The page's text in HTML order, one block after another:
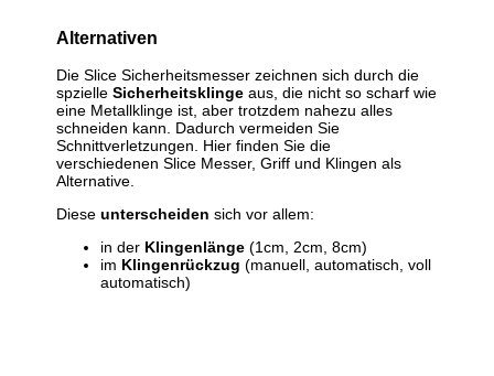
Alternativen
Die Slice Sicherheitsmesser zeichnen sich durch die
spzielleSicherheitsklinge aus, die nicht so scharf wie
eine Metallklinge ist, aber trotzdem nahezu alles
schneiden kann. Dadurch vermeiden Sie
Schnittverletzungen. Hier finden Sie die
verschiedenen Slice Messer, Griff und Klingen als
Alternative.
Dieseunterscheiden sich vor allem:
in der Klingenlänge (1cm, 2cm, 8cm)
im Klingenrückzug (manuell, automatisch, voll
automatisch)